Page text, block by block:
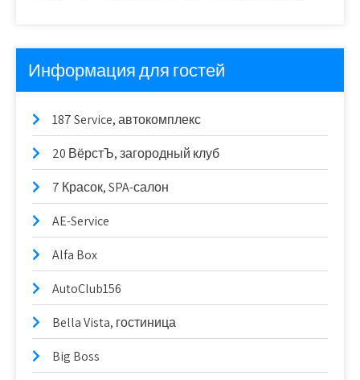
Информация для гостей
187 Service, автокомплекс
20 ВёрстЪ, загородный клуб
7 Красок, SPA-салон
AE-Service
Alfa Box
AutoClub156
Bella Vista, гостиница
Big Boss